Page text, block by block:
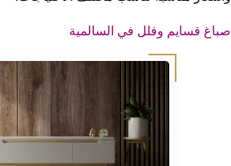
صباغ قسايم وفلل في السالمية